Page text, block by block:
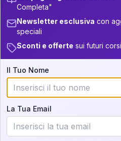
14-16 +4
16-17.5
+3
Analisi,
Zona del Ritratto
Importanza:
Completa"
Newsletter esclusiva con
speciali
Sconti e offerte sui futuri
Il Tuo Nome
La Tua Email